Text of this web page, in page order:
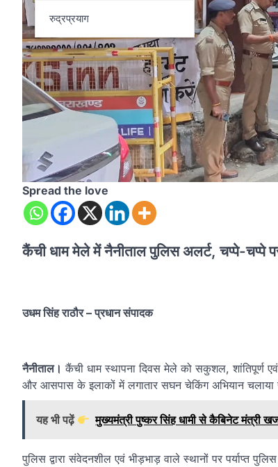
रुद्रप्रयाग
Spread the love
कैंची धाम मेले में नैनीताल पुलिस अलर्ट, चप्पे-चप्पे पर
उधम सिंह राठौर – प्रधान संपादक
नैनीताल। कैंची धाम स्थापना दिवस मेले को सकुशल, शांतिपूर्ण
और आसपास के इलाकों में लगातार सघन चेकिंग अभियान चलाया
यह भी पढ़ें मुख्यमंत्री पुष्कर सिंह धामी से कैबिनेट मंत्री
पुलिस द्वारा संवेदनशील एवं भीड़भाड़ वाले स्थानों पर पर्याप्त